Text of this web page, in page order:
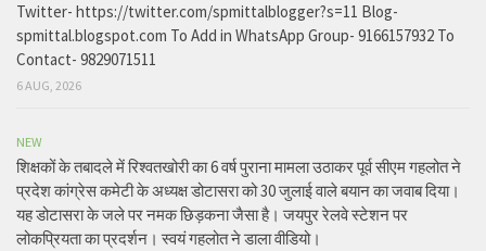
Twitter- https://twitter.com/spmittalblogger?s=11 Blog-
spmittal.blogspot.com To Add in WhatsApp Group- 9166157932 To
Contact- 9829071511
6 AUG, 2026
NEW
शिक्षकों के तबादले में रिश्वतखोरी का 6 वर्ष पुराना मामला उठाकर पूर्व सीएम गहलोत ने
प्रदेश कांग्रेस कमेटी के अध्यक्ष डोटासरा को 30 जुलाई वाले बयान का जवाब दिया।
यह डोटासरा के जले पर नमक छिड़कना जैसा है। जयपुर रेलवे स्टेशन पर
लोकप्रियता का प्रदर्शन। स्वयं गहलोत ने डाला वीडियो।